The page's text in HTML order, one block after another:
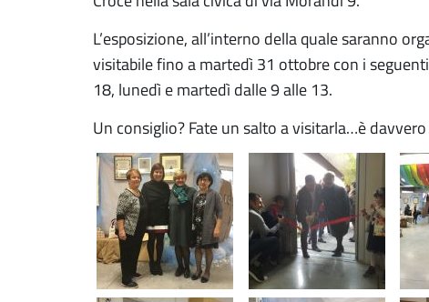
L’esposizione, all’interno della quale saranno
visitabile fino a martedì 31 ottobre con i seguenti
18, lunedì e martedì dalle 9 alle 13.
Un consiglio? Fate un salto a visitarla…è